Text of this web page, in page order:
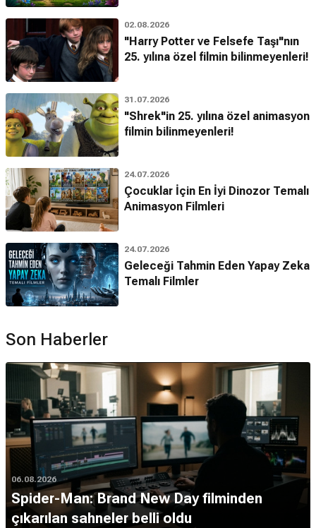
02.08.2026
"Harry Potter ve Felsefe Taşı"nın
25. yılına özel filmin bilinmeyenleri!
31.07.2026
"Shrek"in 25. yılına özel animasyon
filmin bilinmeyenleri!
24.07.2026
Çocuklar İçin En İyi Dinozor Temalı
Animasyon Filmleri
24.07.2026
Geleceği Tahmin Eden Yapay Zeka
Temalı Filmler
Son Haberler
06.08.2026
Spider-Man: Brand New Day filminden
çıkarılan sahneler belli oldu